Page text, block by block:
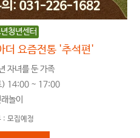
청년센터
요즘전통 '추석편'
자녀를 둔 가족
14:00 ~ 17:00
놀이
: 모집예정